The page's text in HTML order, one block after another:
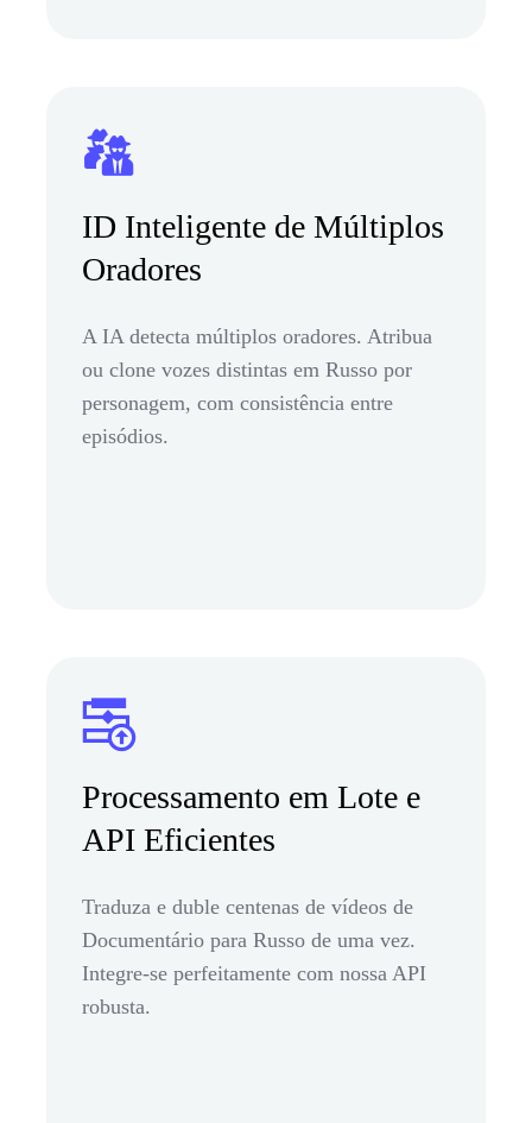
ID Inteligente de Múltiplos
Oradores
A IA detecta múltiplos oradores. Atribua
ou clone vozes distintas em Russo por
personagem, com consistência entre
episódios.
Processamento em Lote e
API Eficientes
Traduza e duble centenas de vídeos de
Documentário para Russo de uma vez.
Integre-se perfeitamente com nossa API
robusta.